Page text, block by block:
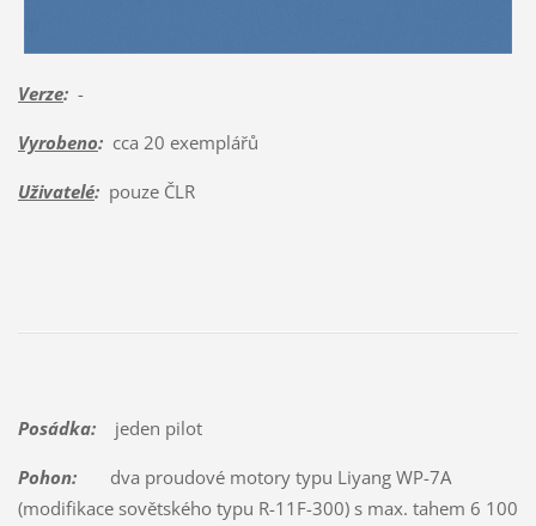
Verze:-
Vyrobeno:cca 20 exemplářů
Uživatelé:pouze ČLR
Posádka:jeden pilot
Pohon:dva proudové motory typu Liyang WP-7A
(modifikace sovětského typu R-11F-300) s max. tahem 6 100